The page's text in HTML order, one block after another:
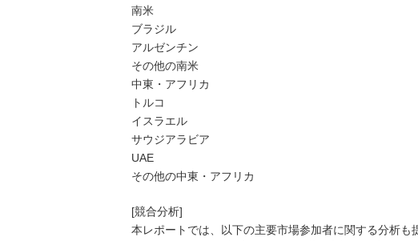
南米
ブラジル
アルゼンチン
その他の南米
中東・アフリカ
トルコ
イスラエル
サウジアラビア
UAE
その他の中東・アフリカ
[競合分析]
本レポートでは、以下の主要市場参加者に関する分析も